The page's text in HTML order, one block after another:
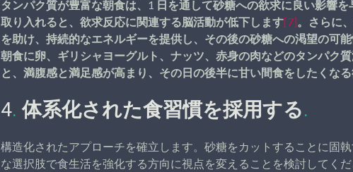
タンパク質が豊富な朝食は、1 日を通して砂糖への欲求に良い影響
取り入れると、欲求反応に関連する脳活動が低下します[7] 。さらに
を助け、持続的なエネルギーを提供し、その後の砂糖への渇望の可能
朝食に卵、ギリシャヨーグルト、ナッツ、赤身の肉などのタンパク
と、満腹感と満足感が高まり、その日の後半に甘い間食をしたくなる
4.体系化された食習慣を採用する.
構造化されたアプローチを確立します。砂糖をカットすることに固
な選択肢で食生活を強化する方向に視点を変えることを検討してくだ